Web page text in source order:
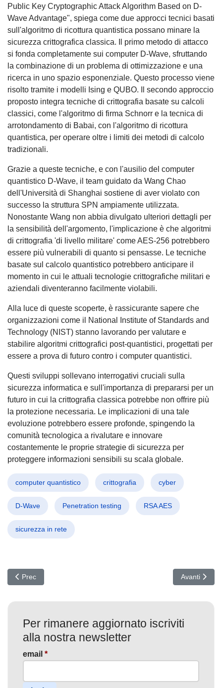
Public Key Cryptographic Attack Algorithm Based on D-
Wave Advantage", spiega come due approcci tecnici basati
sull'algoritmo di ricottura quantistica possano minare la
sicurezza crittografica classica. Il primo metodo di attacco
si fonda completamente sui computer D-Wave, sfruttando
la combinazione di un problema di ottimizzazione e una
ricerca in uno spazio esponenziale. Questo processo viene
risolto tramite i modelli Ising e QUBO. Il secondo approccio
proposto integra tecniche di crittografia basate su calcoli
classici, come l'algoritmo di firma Schnorr e la tecnica di
arrotondamento di Babai, con l'algoritmo di ricottura
quantistica, per operare oltre i limiti dei metodi di calcolo
tradizionali.
Grazie a queste tecniche, e con l'ausilio del computer
quantistico D-Wave, il team guidato da Wang Chao
dell'Università di Shanghai sostiene di aver violato con
successo la struttura SPN ampiamente utilizzata.
Nonostante Wang non abbia divulgato ulteriori dettagli per
la sensibilità dell'argomento, l'implicazione è che algoritmi
di crittografia 'di livello militare' come AES-256 potrebbero
essere più vulnerabili di quanto si pensasse. Le tecniche
basate sul calcolo quantistico potrebbero anticipare il
momento in cui le attuali tecnologie crittografiche militari e
aziendali diventeranno facilmente violabili.
Alla luce di queste scoperte, è rassicurante sapere che
organizzazioni come il National Institute of Standards and
Technology (NIST) stanno lavorando per valutare e
stabilire algoritmi crittografici post-quantistici, progettati per
essere a prova di futuro contro i computer quantistici.
Questi sviluppi sollevano interrogativi cruciali sulla
sicurezza informatica e sull'importanza di prepararsi per un
futuro in cui la crittografia classica potrebbe non offrire più
la protezione necessaria. Le implicazioni di una tale
evoluzione potrebbero essere profonde, spingendo la
comunità tecnologica a rivalutare e innovare
costantemente le proprie strategie di sicurezza per
proteggere informazioni sensibili su scala globale.
computer quantistico crittografia cyber
D-Wave Penetration testing RSA AES
sicurezza in rete
Articolo precedente: Vulnerabilità Shock Ivanti: Gli Hacker
Prec Articolo
Avanti
Per rimanere aggiornato iscriviti
alla nostra newsletter
email *